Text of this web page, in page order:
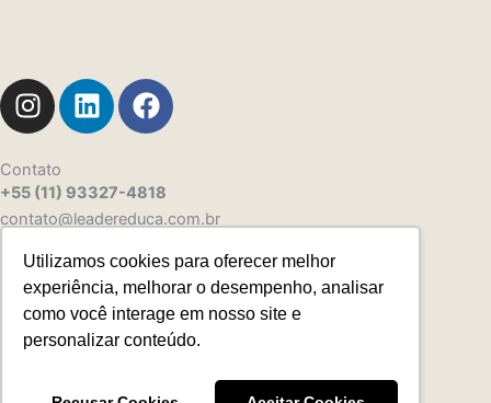
Utilizamos cookies para oferecer melhor
experiência, melhorar o desempenho, analisar
como você interage em nosso site e
personalizar conteúdo.
I
n
t
a
g
r
a
m
L
i
e
d
i
n
F
a
b
o
o
k
Contato
+55 (11) 93327-4818
contato@leadereduca.com.br
Rua Paes Leme, 215 – Ed. Thera Faria Lima
23º and – CNJ 2313 – Pinheiros
São Paulo/SP – 05424-150